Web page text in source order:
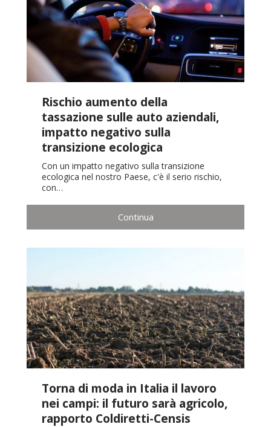
Rischio aumento della
tassazione sulle auto aziendali,
impatto negativo sulla
transizione ecologica
Con un impatto negativo sulla transizione
ecologica nel nostro Paese, c'è il serio rischio,
con…
Continua
Torna di moda in Italia il lavoro
nei campi: il futuro sarà agricolo,
rapporto Coldiretti-Censis